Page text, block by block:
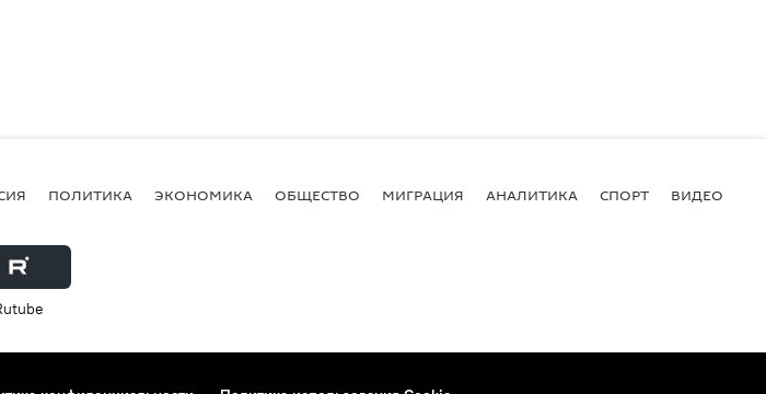
ПОЛИТИКА ЭКОНОМИКА ОБЩЕСТВО МИГРАЦИЯ АНАЛИТИКА СПОРТ ВИДЕО